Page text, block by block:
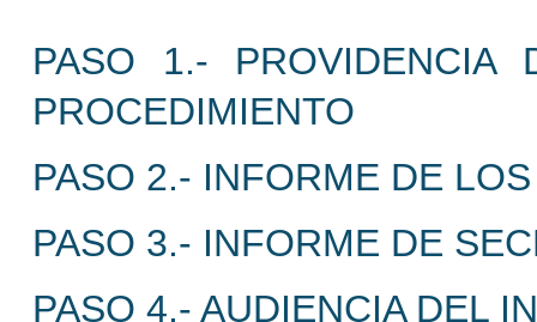
PASO 1.- PROVIDENCIA
PROCEDIMIENTO
PASO 2.- INFORME DE
PASO 3.- INFORME DE
PASO 4.- AUDIENCIA DEL